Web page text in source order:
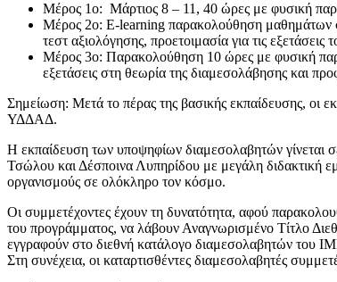
Μέρος 1ο: Μάρτιος 8 – 11, 40 ώρες με φυσική
Μέρος 2ο: E-learning παρακολούθηση μαθημάτων
τεστ αξιολόγησης, προετοιμασία για τις
Μέρος 3ο: Παρακολούθηση 10 ώρες με φυσική
εξετάσεις στη θεωρία της διαμεσολάβησης και
Σημείωση: Μετά το πέρας της βασικής εκπαίδευσης, οι
ΥΔΔΑΔ.
Η εκπαίδευση των υποψηφίων διαμεσολαβητών γίνεται
Τσώλου και Δέσποινα Λυπηρίδου με μεγάλη
οργανισμούς σε ολόκληρο τον κόσμο.
Οι συμμετέχοντες έχουν τη δυνατότητα, αφού
του προγράμματος, να λάβουν Αναγνωρισμένο Τίτλο
εγγραφούν στο διεθνή κατάλογο διαμεσολαβητών του
Στη συνέχεια, οι καταρτισθέντες διαμεσολαβητές